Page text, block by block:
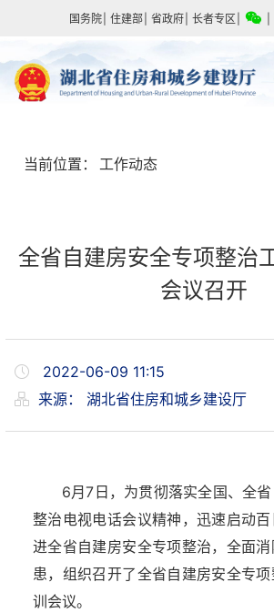
国务院 住建部 省政府 长者专区
当前位置： 工作动态
全省自建房安全专项整治
会议召开
2022-06-09 11:15
来源： 湖北省住房和城乡建设厅
6月7日，为贯彻落实全国、全
整治电视电话会议精神，迅速启动
进全省自建房安全专项整治，全面
患，组织召开了全省自建房安全专
训会议。